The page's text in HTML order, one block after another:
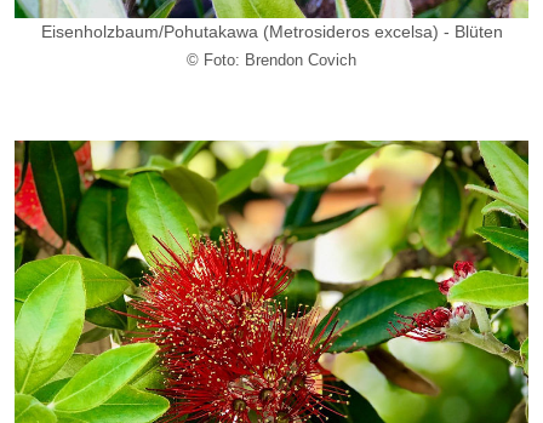
Eisenholzbaum/Pohutakawa (Metrosideros excelsa) - Blüten
© Foto: Brendon Covich